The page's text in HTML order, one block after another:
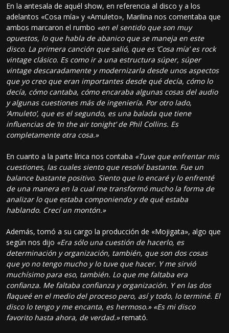
En la antesala de aquél show, en referencia al disco y a los
adelantos «Cosa mía» y «Amuleto», Marilina nos comentaba que
ambos marcaron el rumbo «en el sentido que son muy
opuestos, lo que habla de abanico que se maneja en este
disco. La primera canción que salió, que es ‘Cosa mía’ es rock
vintage clásico. Es como ir a una estructura súper, súper
vintage descaradamente y modernizarla desde unos aspectos
que yo creo que eran importantes desde qué decía, cómo lo
decía, cómo cantaba, cómo encaraba algunas cosas del audio
y algunas cuestiones más de ingeniería. Por otro lado,
‘Amuleto’, que es el segundo, es una balada que tiene
influencias de ‘In the air tonight’ de Phil Collins. Es
completamente otra cosa.»
En cuanto a la parte lírica nos contaba «Tuve que enfrentar mis
cuestiones, las cuales siento que resolví bastante. Fue un
balance bastante positivo. Siento que lo encaré y lo enfrenté
de una manera en la cual me transformó mucho la forma de
analizar lo que estaba componiendo y de qué estaba
hablando. Crecí un montón.»
Además, tomó a su cargo la producción de «Mojigata», algo que
según nos dijo «Era sólo una cuestión de hacerlo, es
determinación y organización, también, que son dos cosas
que yo no tengo mucho y lo tuve que hacer. Y me sirvió
muchísimo para eso, también. Lo que me faltaba era
confianza. Me faltaba confianza y organización. Y en las dos
flaqueé en el medio del proceso pero, así y todo, lo terminé. El
disco lo tengo y me encanta, es hermoso.» «Es mi disco
favorito hasta ahora, de verdad.»remató.